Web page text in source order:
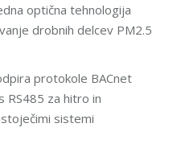
optična tehnologija
drobnih delcev PM2.5
protokole BACnet
RS485 za hitro in
sistemi